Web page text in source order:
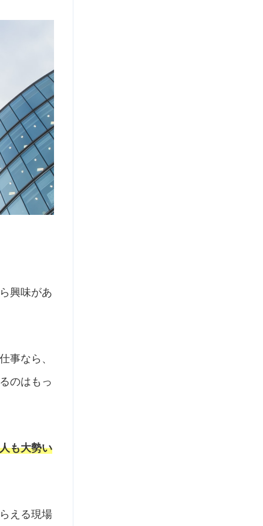
興味があ
事なら、
のはもっ
も大勢い
える現場